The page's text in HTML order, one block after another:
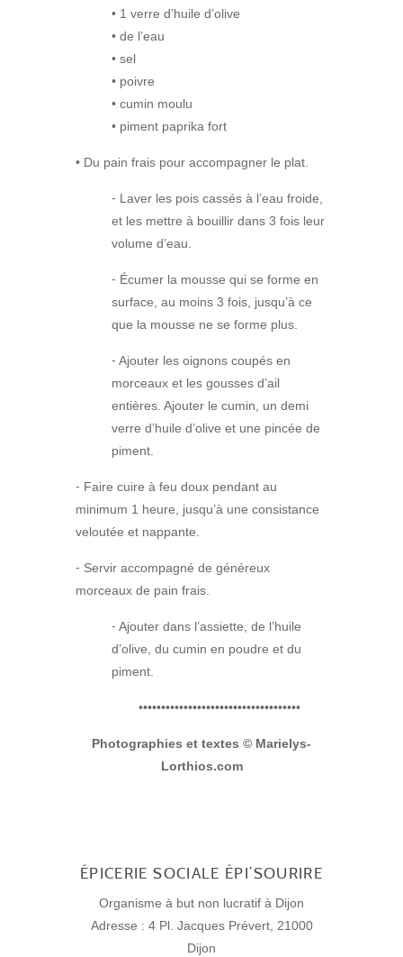
• 1 verre d’huile d’olive
• de l’eau
• sel
• poivre
• cumin moulu
• piment paprika fort
• Du pain frais pour accompagner le plat.
⁃ Laver les pois cassés à l’eau froide,
et les mettre à bouillir dans 3 fois leur
volume d’eau.
⁃ Écumer la mousse qui se forme en
surface, au moins 3 fois, jusqu’à ce
que la mousse ne se forme plus.
⁃ Ajouter les oignons coupés en
morceaux et les gousses d’ail
entières. Ajouter le cumin, un demi
verre d’huile d’olive et une pincée de
piment.
⁃ Faire cuire à feu doux pendant au
minimum 1 heure, jusqu’à une consistance
veloutée et nappante.
⁃ Servir accompagné de généreux
morceaux de pain frais.
⁃ Ajouter dans l’assiette, de l’huile
d’olive, du cumin en poudre et du
piment.
••••••••••••••••••••••••••••••••••••
Photographies et textes © Marielys-
Lorthios.com
ÉPICERIE SOCIALE ÉPI’SOURIRE
Organisme à but non lucratif à Dijon
Adresse : 4 Pl. Jacques Prévert, 21000
Dijon